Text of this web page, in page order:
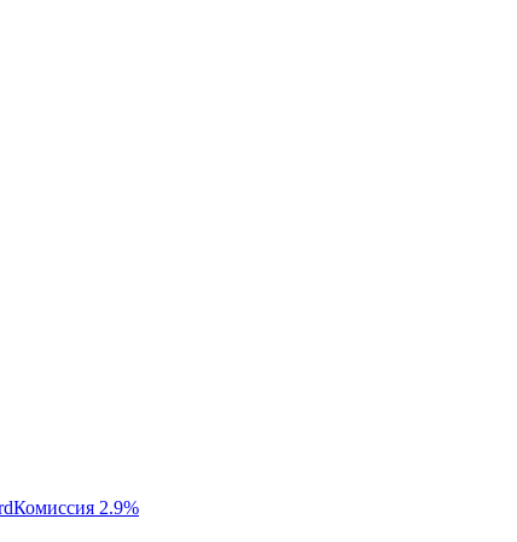
Комиссия 2.9%